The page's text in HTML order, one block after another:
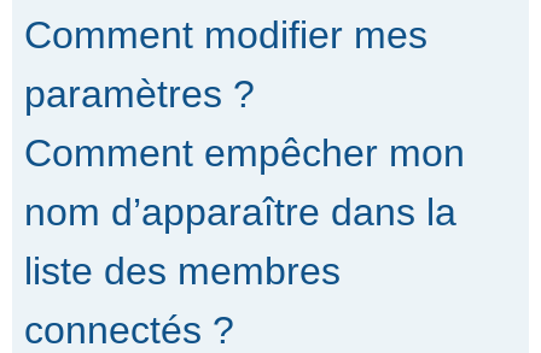
Comment modifier mes
paramètres ?
Comment empêcher mon
nom d’apparaître dans la
liste des membres
connectés ?